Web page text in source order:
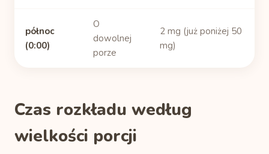
północ
(0:00)
O
dowolnej
porze
2 mg (już poniżej 50
mg)
Czas rozkładu według
wielkości porcji